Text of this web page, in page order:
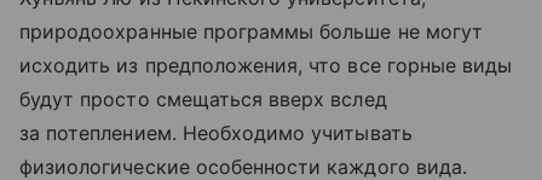
природоохранные программы больше не могут
исходить из предположения, что все горные виды
будут просто смещаться вверх вслед
за потеплением. Необходимо учитывать
физиологические особенности каждого вида.